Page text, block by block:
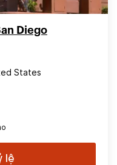
Diego
States
lệ